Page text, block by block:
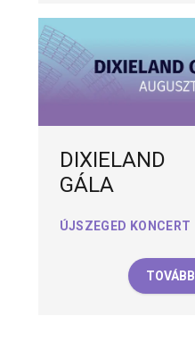
DIXIELAND
GÁLA
ÚJSZEGED KONCERT
TOVÁBB